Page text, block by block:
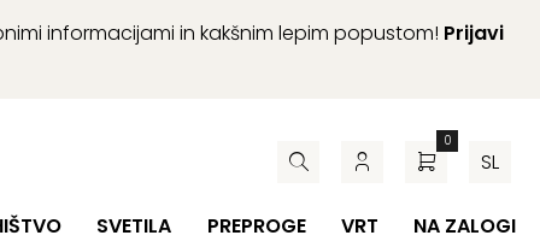
informacijami in kakšnim lepim popustom! Prijavi
0
SL
SVETILA PREPROGE VRT NA ZALOGI